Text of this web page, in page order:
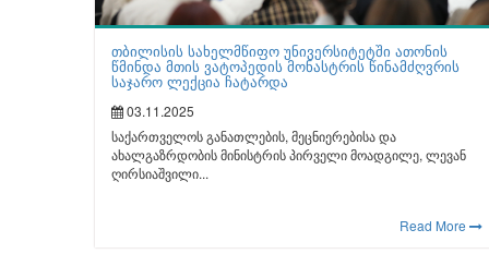
თბილისის სახელმწიფო უნივერსიტეტში ათონის
წმინდა მთის ვატოპედის მონასტრის წინამძღვრის
საჯარო ლექცია ჩატარდა
03.11.2025
საქართველოს განათლების, მეცნიერებისა და
ახალგაზრდობის მინისტრის პირველი მოადგილე, ლევან
ღირსიაშვილი...
Read More